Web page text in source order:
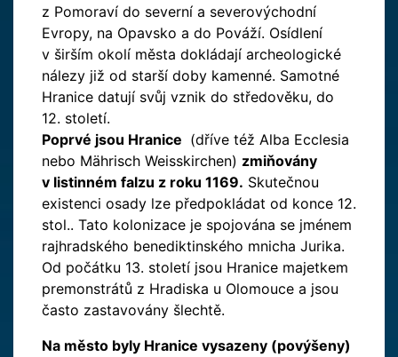
z Pomoraví do severní a severovýchodní
Evropy, na Opavsko a do Pováží. Osídlení
v širším okolí města dokládají archeologické
nálezy již od starší doby kamenné. Samotné
Hranice datují svůj vznik do středověku, do
12. století.
Poprvé jsou Hranice (dříve též Alba Ecclesia
nebo Mährisch Weisskirchen) zmiňovány
v listinném falzu z roku 1169. Skutečnou
existenci osady lze předpokládat od konce 12.
stol.. Tato kolonizace je spojována se jménem
rajhradského benediktinského mnicha Jurika.
Od počátku 13. století jsou Hranice majetkem
premonstrátů z Hradiska u Olomouce a jsou
často zastavovány šlechtě.
Na město byly Hranice vysazeny (povýšeny)